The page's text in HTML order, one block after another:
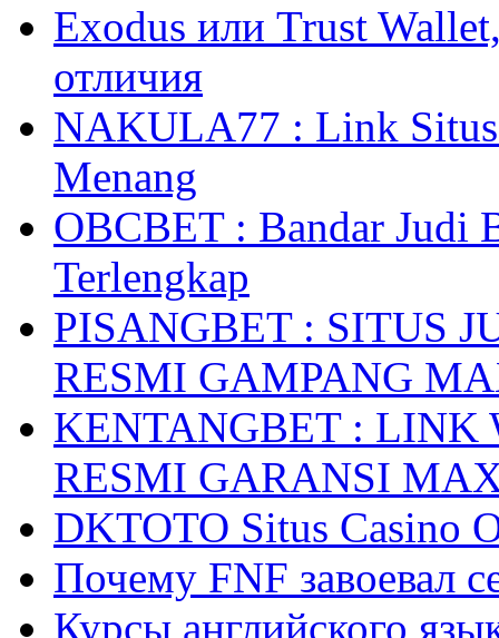
Exodus или Trust
отличия
NAKULA77 : Link Situs
Menang
OBCBET : Bandar Judi
Terlengkap
PISANGBET : SITUS
RESMI GAMPANG
KENTANGBET : LINK
RESMI GARANSI
DKTOTO Situs Casino
Почему FNF завоевал
Курсы английского